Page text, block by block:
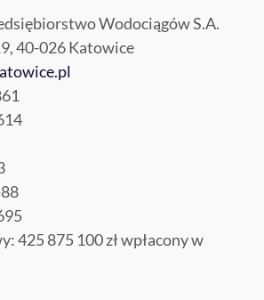
Wodociągów S.A.
40-026 Katowice
425 875 100 zł wpłacony w